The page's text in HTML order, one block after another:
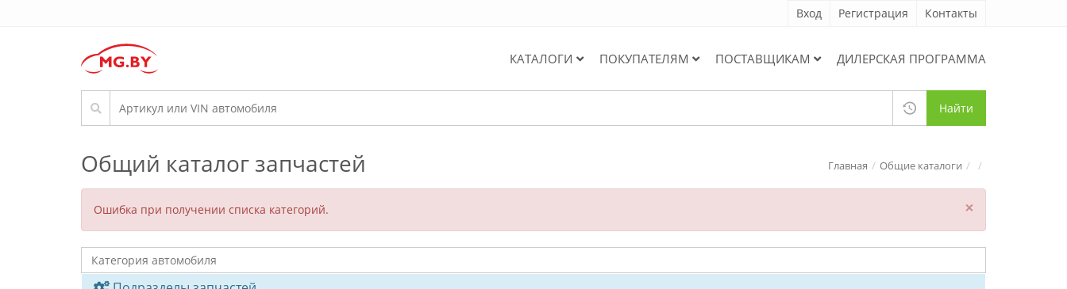
Вход Регистрация Контакты
КАТАЛОГИ ПОКУПАТЕЛЯМ ПОСТАВЩИКАМ ДИЛЕРСКАЯ ПРОГРАММА
Найти
Общий каталог запчастей Главная Общие каталоги
Ошибка при получении списка категорий. ×